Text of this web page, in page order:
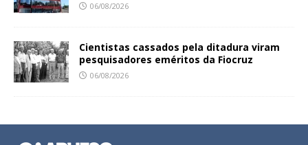
06/08/2026
Cientistas cassados pela ditadura viram
pesquisadores eméritos da Fiocruz
06/08/2026